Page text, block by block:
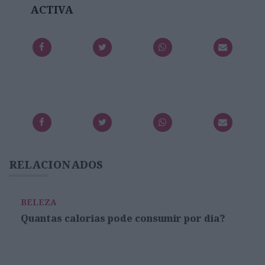
ACTIVA
RELACIONADOS
BELEZA
Quantas calorias pode consumir por dia?